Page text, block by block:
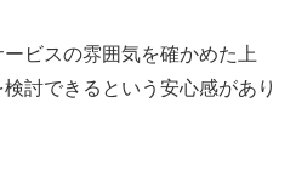
ビスの雰囲気を確かめた上
討できるという安心感があり